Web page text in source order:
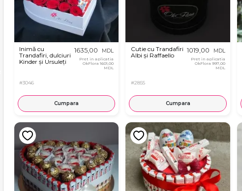
Inimă cu
Trandafiri, dulciuri
Kinder și Ursuleți
#3046
1635,00 MDL
Pret in aplicatia
OkFlora 1601,00
MDL
Cumpara
Cutie cu Trandafiri
Albi și Raffaello
#2855
1019,00 MDL
Pret in aplicatia
OkFlora 997,00
MDL
Cumpara